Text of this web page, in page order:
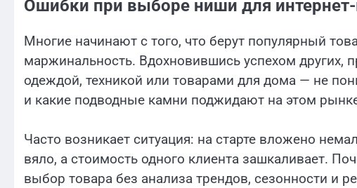
Ошибки при выборе ниши для интернет-
Многие начинают с того, что берут популярный
маржинальность. Вдохновившись успехом других,
одеждой, техникой или товарами для дома — не
и какие подводные камни поджидают на этом
Часто возникает ситуация: на старте вложено
вяло, а стоимость одного клиента зашкаливает.
выбор товара без анализа трендов, сезонности и